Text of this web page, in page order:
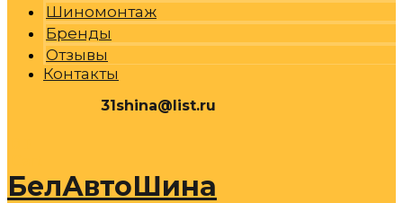
Шиномонтаж
Бренды
Отзывы
Контакты
31shina@list.ru
БелАвтоШина